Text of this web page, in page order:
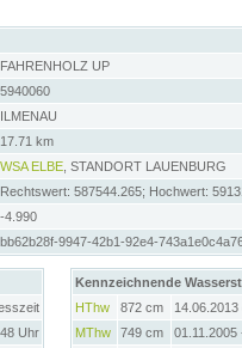
FAHRENHOLZ UP
5940060
ILMENAU
17.71 km
WSA ELBE , STANDORT LAUENBURG
Rechtswert: 587544.265; Hochwert:
-4.990
bb62b28f-9947-42b1-92e4-
Uhr
Kennzeichnende
HThw
872 cm
MThw
749 cm
01.11.2005